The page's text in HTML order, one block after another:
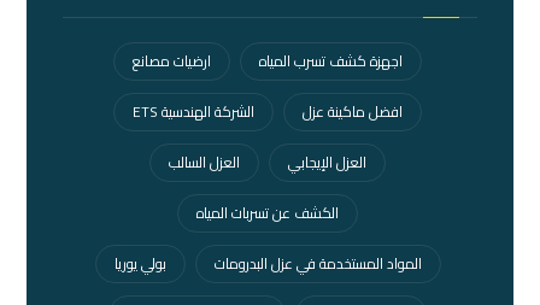
اجهزة كشف تسرب المياه
ارضيات مصانع
افضل ماكينة عزل
الشركة الهندسية ETS
العزل الإيجابي
العزل السالب
الكشف عن تسربات المياه
المواد المستخدمة في عزل البدرومات
بولي يوريا